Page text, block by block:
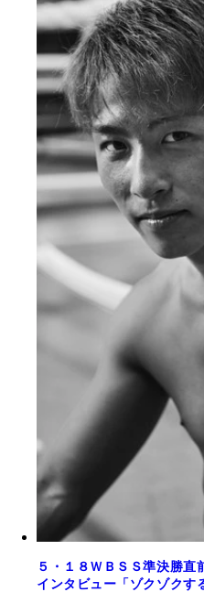
５・１８ＷＢＳＳ準決勝
インタビュー「ゾクゾクす